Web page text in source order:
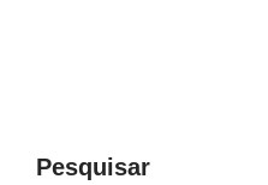
Pesquisar